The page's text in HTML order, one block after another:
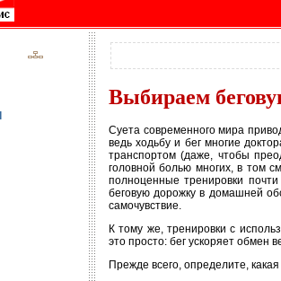
Выбираем
Суета современного мира
ведь ходьбу и бег многие
транспортом (даже, чтобы
головной болью многих, в том
полноценные тренировки
беговую дорожку в домашней
самочувствие.
К тому же, тренировки с
это просто: бег ускоряет обмен
Прежде всего, определите,